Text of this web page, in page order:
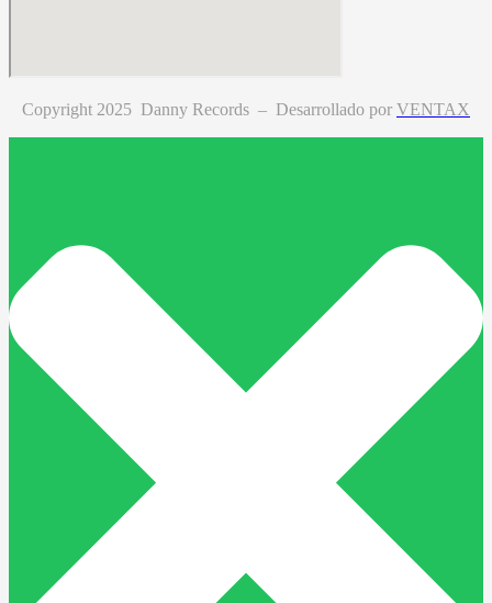
Copyright 2025 Danny Records – Desarrollado por VENTAX